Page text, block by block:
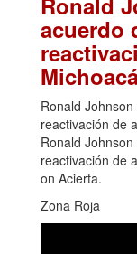
acuerdo
Ronald
reactivación de
Ronald
reactivación de
on Acierta.
Zona Roja